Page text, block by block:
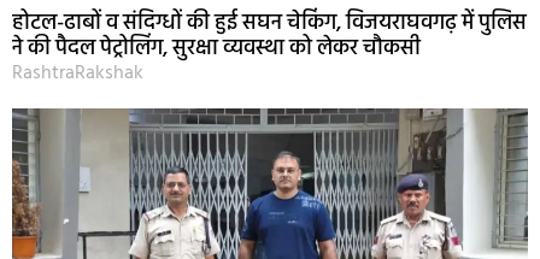
होटल-ढाबों व संदिग्धों की हुई सघन चेकिंग, विजयराघवगढ़ में पुलिस
ने की पैदल पेट्रोलिंग, सुरक्षा व्यवस्था को लेकर चौकसी
RashtraRakshak